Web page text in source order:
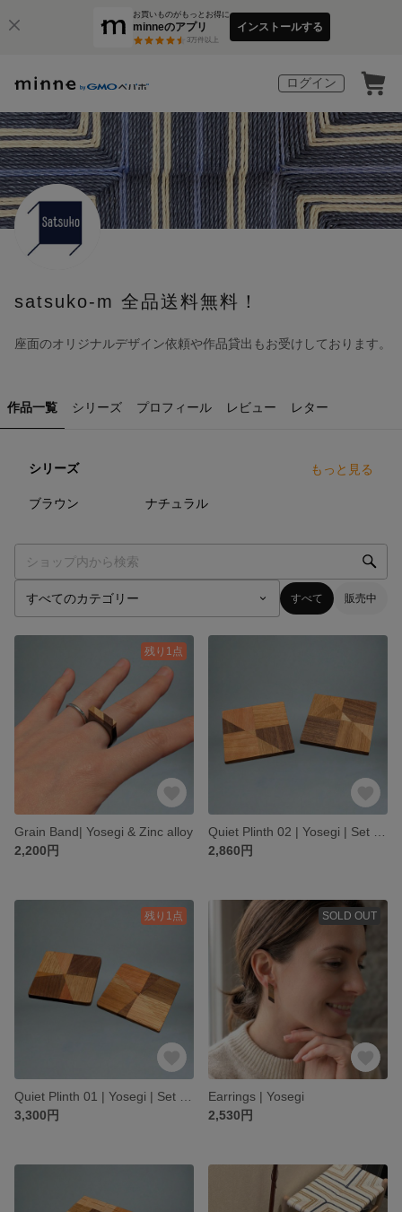
お買いものがもっとお得に
minneのアプリ
3万件以上
インストールする
ログイン
satsuko-m 全品送料無料！
座面のオリジナルデザイン依頼や作品貸出もお受けしております。
作品一覧 シリーズ プロフィール レビュー レター
シリーズ もっと見る
ブラウン ナチュラル
すべて 販売中
残り1点
Grain Band| Yosegi & Zinc alloy
2,200円
2,860円
残り1点
3,300円
SOLD OUT
Earrings | Yosegi
2,530円